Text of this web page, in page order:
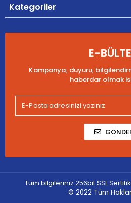
Kategoriler
E-
Kampanya, duyuru,
haberdar olmak
Tüm bilgileriniz 256bit SSL
© 2022 Tüm